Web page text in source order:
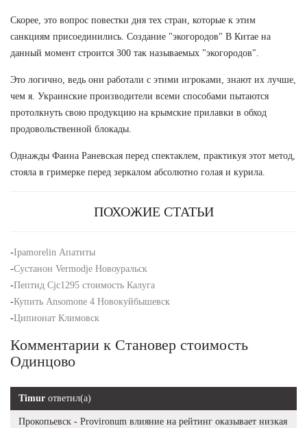
Скорее, это вопрос повестки дня тех стран, которые к этим
санкциям присоединились. Создание "экогородов" В Китае на
данный момент строится 300 так называемых "экогородов".
Это логично, ведь они работали с этими игроками, знают их лучше,
чем я. Украинские производители всеми способами пытаются
протолкнуть свою продукцию на крымские прилавки в обход
продовольственной блокады.
Однажды Фаина Раневская перед спектаклем, практикуя этот метод,
стояла в гримерке перед зеркалом абсолютно голая и курила.
ПОХОЖИЕ СТАТЬИ
-Ipamorelin Апатиты
-Сустанон Vermodje Новоуральск
-Пептид Cjc1295 стоимость Калуга
-Купить Ansomone 4 Новокуйбышевск
-Ципионат Климовск
Комментарии к Становер стоимость
Одинцово
Timur ответил(а)
Прокопьевск - Provironum влияние на рейтинг оказывает низкая